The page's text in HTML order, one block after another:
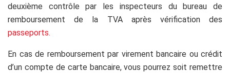
deuxième contrôle par les inspecteurs du bureau de
remboursement de la TVA après vérification des
passeports.
En cas de remboursement par virement bancaire ou crédit
d’un compte de carte bancaire, vous pourrez soit remettre